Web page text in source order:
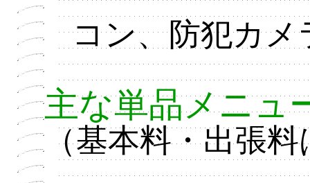
コン、防犯カメ
主な単品メニュ
（基本料・出張